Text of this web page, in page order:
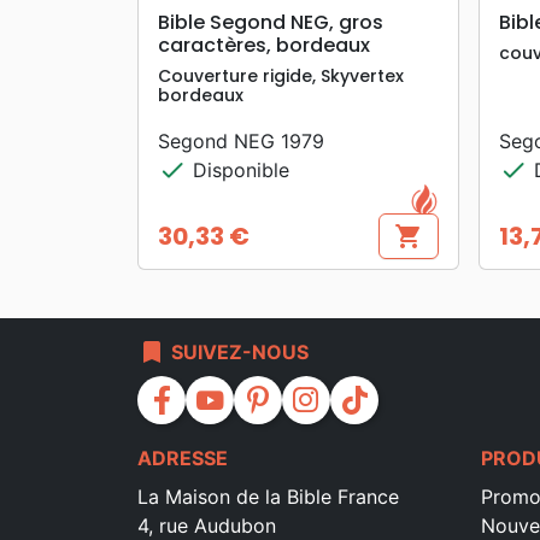
search APERÇU RAPIDE
Bible Segond NEG, gros
caractères, bordeaux
Couverture rigide, Skyvertex
bordeaux
Segond NEG 1979
check Disponible
Prix
30,33 € shopping_cart
check
Prix
bookmark SUIVEZ-NOUS
facebook youtube pinterest instagram tiktok
ADRESSE
La Maison de la Bible France
4, rue Audubon